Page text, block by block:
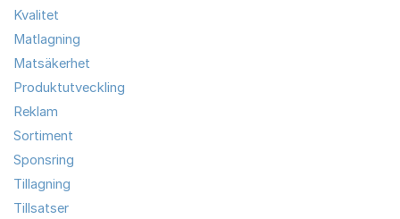
Kvalitet
Matlagning
Matsäkerhet
Produktutveckling
Reklam
Sortiment
Sponsring
Tillagning
Tillsatser